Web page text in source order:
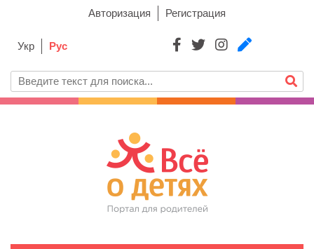
Авторизация Регистрация
Укр Рус